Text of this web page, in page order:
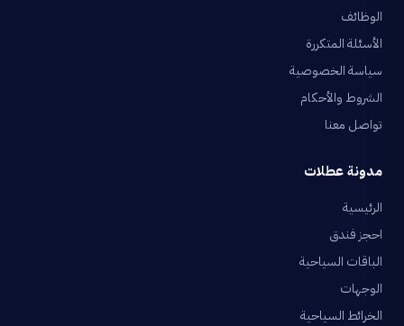
الوظائف
الأسئلة المتكررة
سياسة الخصوصية
الشروط والأحكام
تواصل معنا
مدونة عطلات
الرئيسية
احجز فندق
الباقات السياحية
الوجهات
الخرائط السياحية